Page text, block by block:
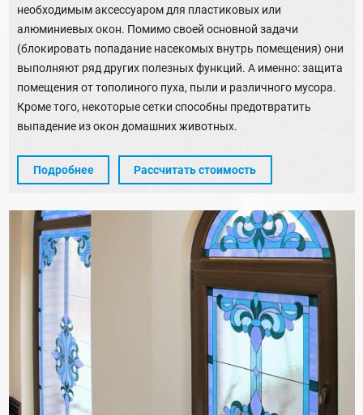
необходимым аксессуаром для пластиковых или
алюминиевых окон. Помимо своей основной задачи
(блокировать попадание насекомых внутрь помещения) они
выполняют ряд других полезных функций. А именно: защита
помещения от тополиного пуха, пыли и различного мусора.
Кроме того, некоторые сетки способны предотвратить
выпадение из окон домашних животных.
Подробнее Рассчитать стоимость